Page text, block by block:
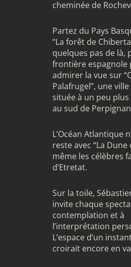
cheminée de
Partez du Pays
“La forêt de
quelques pas de là,
frontière espagnole
admirer la vue sur
Palafrugel”, une
située à un peu plus
au sud de
L’Océan Atlantique
reste avec “La Dune
même les célèbres
d’Etretat.
Sur la toile,
invite chaque
contemplation et à
l’interprétation
L’espace d’un
croirait encore en